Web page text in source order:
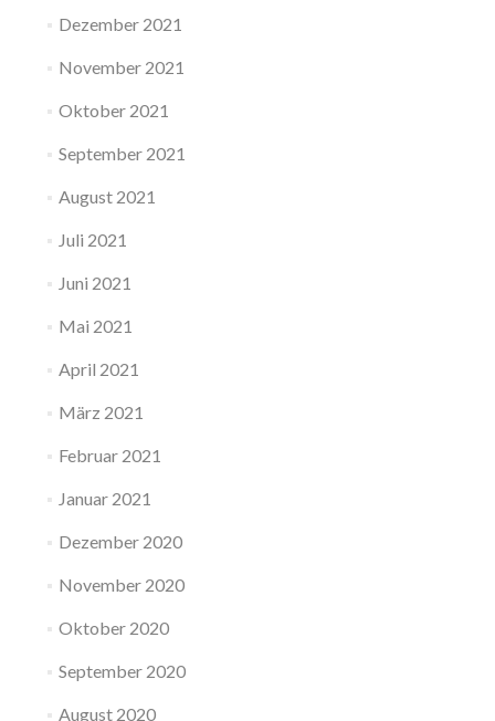
Dezember 2021
November 2021
Oktober 2021
September 2021
August 2021
Juli 2021
Juni 2021
Mai 2021
April 2021
März 2021
Februar 2021
Januar 2021
Dezember 2020
November 2020
Oktober 2020
September 2020
August 2020